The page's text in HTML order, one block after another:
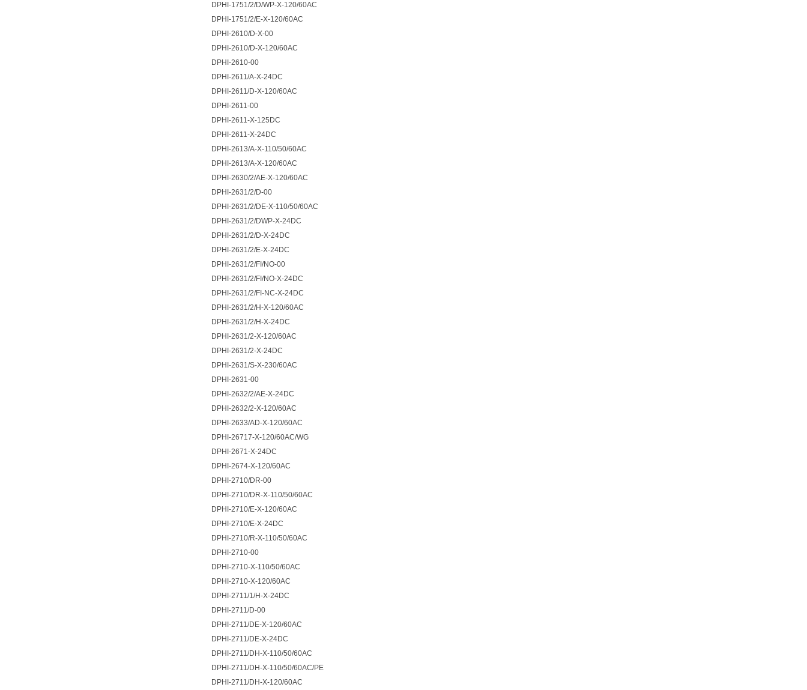
DPHI-1751/2/D/WP-X-120/60AC
DPHI-1751/2/E-X-120/60AC
DPHI-2610/D-X-00
DPHI-2610/D-X-120/60AC
DPHI-2610-00
DPHI-2611/A-X-24DC
DPHI-2611/D-X-120/60AC
DPHI-2611-00
DPHI-2611-X-125DC
DPHI-2611-X-24DC
DPHI-2613/A-X-110/50/60AC
DPHI-2613/A-X-120/60AC
DPHI-2630/2/AE-X-120/60AC
DPHI-2631/2/D-00
DPHI-2631/2/DE-X-110/50/60AC
DPHI-2631/2/DWP-X-24DC
DPHI-2631/2/D-X-24DC
DPHI-2631/2/E-X-24DC
DPHI-2631/2/FI/NO-00
DPHI-2631/2/FI/NO-X-24DC
DPHI-2631/2/FI-NC-X-24DC
DPHI-2631/2/H-X-120/60AC
DPHI-2631/2/H-X-24DC
DPHI-2631/2-X-120/60AC
DPHI-2631/2-X-24DC
DPHI-2631/S-X-230/60AC
DPHI-2631-00
DPHI-2632/2/AE-X-24DC
DPHI-2632/2-X-120/60AC
DPHI-2633/AD-X-120/60AC
DPHI-26717-X-120/60AC/WG
DPHI-2671-X-24DC
DPHI-2674-X-120/60AC
DPHI-2710/DR-00
DPHI-2710/DR-X-110/50/60AC
DPHI-2710/E-X-120/60AC
DPHI-2710/E-X-24DC
DPHI-2710/R-X-110/50/60AC
DPHI-2710-00
DPHI-2710-X-110/50/60AC
DPHI-2710-X-120/60AC
DPHI-2711/1/H-X-24DC
DPHI-2711/D-00
DPHI-2711/DE-X-120/60AC
DPHI-2711/DE-X-24DC
DPHI-2711/DH-X-110/50/60AC
DPHI-2711/DH-X-110/50/60AC/PE
DPHI-2711/DH-X-120/60AC